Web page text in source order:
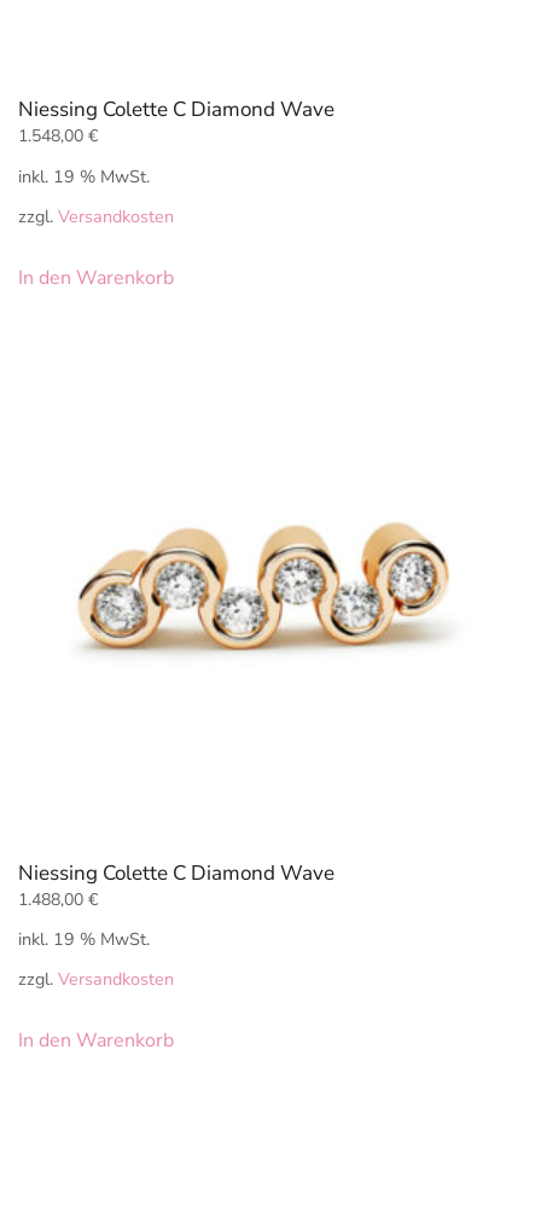
Niessing Colette C Diamond Wave
1.548,00 €
inkl. 19 % MwSt.
zzgl. Versandkosten
In den Warenkorb
Niessing Colette C Diamond Wave
1.488,00 €
inkl. 19 % MwSt.
zzgl. Versandkosten
In den Warenkorb